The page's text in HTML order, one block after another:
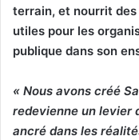
terrain, et nourrit
utiles pour les
publique dans son
« Nous avons créé
redevienne un levier
ancré dans les